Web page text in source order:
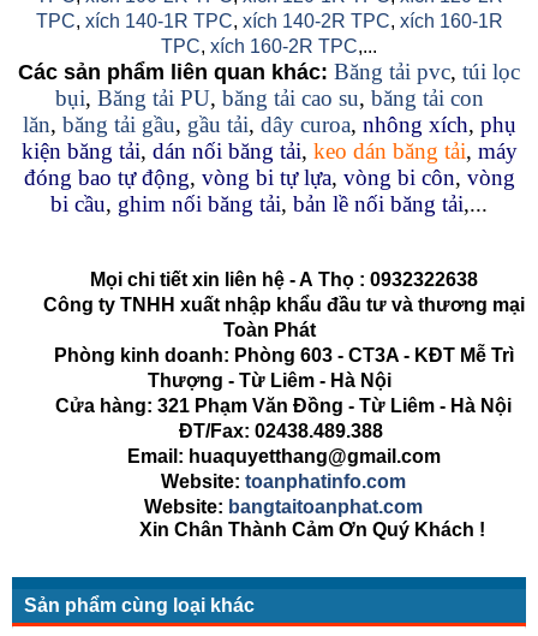
TPC, xích 140-1R TPC, xích 140-2R TPC, xích 160-1R
TPC, xích 160-2R TPC,...
Các sản phẩm liên quan khác: Băng tải pvc, túi lọc
bụi, Băng tải PU, băng tải cao su, băng tải con
lăn, băng tải gầu, gầu tải, dây curoa, nhông xích, phụ
kiện băng tải, dán nối băng tải, keo dán băng tải, máy
đóng bao tự động, vòng bi tự lựa, vòng bi côn, vòng
bi cầu, ghim nối băng tải, bản lề nối băng tải,...
Mọi chi tiết xin liên hệ - A Thọ : 0932322638
Công ty TNHH xuất nhập khẩu đầu tư và thương mại
Toàn Phát
Phòng kinh doanh: Phòng 603 - CT3A - KĐT Mễ Trì
Thượng - Từ Liêm - Hà Nội
Cửa hàng: 321 Phạm Văn Đồng - Từ Liêm - Hà Nội
ĐT/Fax: 02438.489.388
Email: huaquyetthang@gmail.com
Website: toanphatinfo.com
Website: bangtaitoanphat.com
Xin Chân Thành Cảm Ơn Quý Khách !
Sản phẩm cùng loại khác